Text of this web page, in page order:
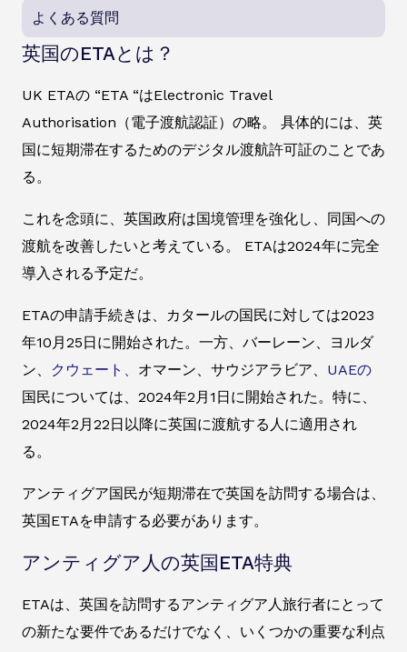
よくある質問
英国のETAとは？
UK ETAの “ETA “はElectronic Travel
Authorisation（電子渡航認証）の略。 具体的には、英
国に短期滞在するためのデジタル渡航許可証のことであ
る。
これを念頭に、英国政府は国境管理を強化し、同国への
渡航を改善したいと考えている。 ETAは2024年に完全
導入される予定だ。
ETAの申請手続きは、カタールの国民に対しては2023
年10月25日に開始された。一方、バーレーン、ヨルダ
ン、
クウェート、 オマーン、サウジアラビア、 UAEの
国民については、2024年2月1日に開始された。特に、
2024年2月22日以降に英国に渡航する人に適用され
る。
アンティグア国民が短期滞在で英国を訪問する場合は、
英国ETAを申請する必要があります。
アンティグア人の英国ETA特典
ETAは、英国を訪問するアンティグア人旅行者にとって
の新たな要件であるだけでなく、いくつかの重要な利点